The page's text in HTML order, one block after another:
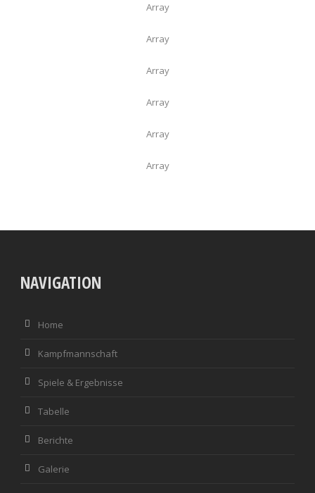
Array
Array
Array
Array
Array
Array
NAVIGATION
Home
Kampfmannschaft
Spiele & Ergebnisse
Tabelle
Berichte
Galerie